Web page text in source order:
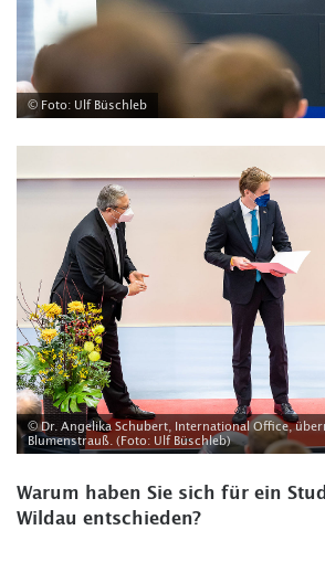
© Foto: Ulf Büschleb
© Dr. Angelika Schubert, International Office,
Blumenstrauß. (Foto: Ulf Büschleb)
Warum haben Sie sich für ein
Wildau entschieden?